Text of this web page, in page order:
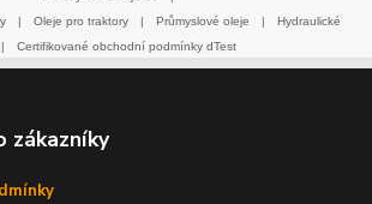
Oleje pro traktory Průmyslové oleje
Hydraulické
Certifikované obchodní podmínky dTest
zákazníky